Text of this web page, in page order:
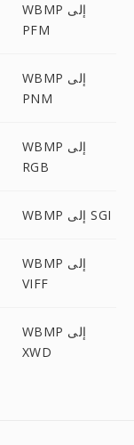
WBMP إلى
PFM
WBMP إلى
PNM
WBMP إلى
RGB
WBMP إلى SGI
WBMP إلى
VIFF
WBMP إلى
XWD